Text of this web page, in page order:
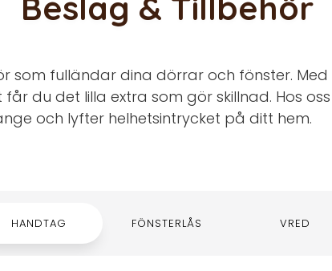
som fulländar dina dörrar och fönster.
du det lilla extra som gör skillnad. Hos
och lyfter helhetsintrycket på ditt hem.
HANDTAG FÖNSTERLÅS VRED